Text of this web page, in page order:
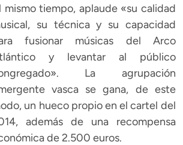
mismo tiempo, aplaude «su calidad
su técnica y su capacidad
fusionar músicas del Arco
y levantar al público
La agrupación
vasca se gana, de este
un hueco propio en el cartel del
además de una recompensa
de 2.500 euros.